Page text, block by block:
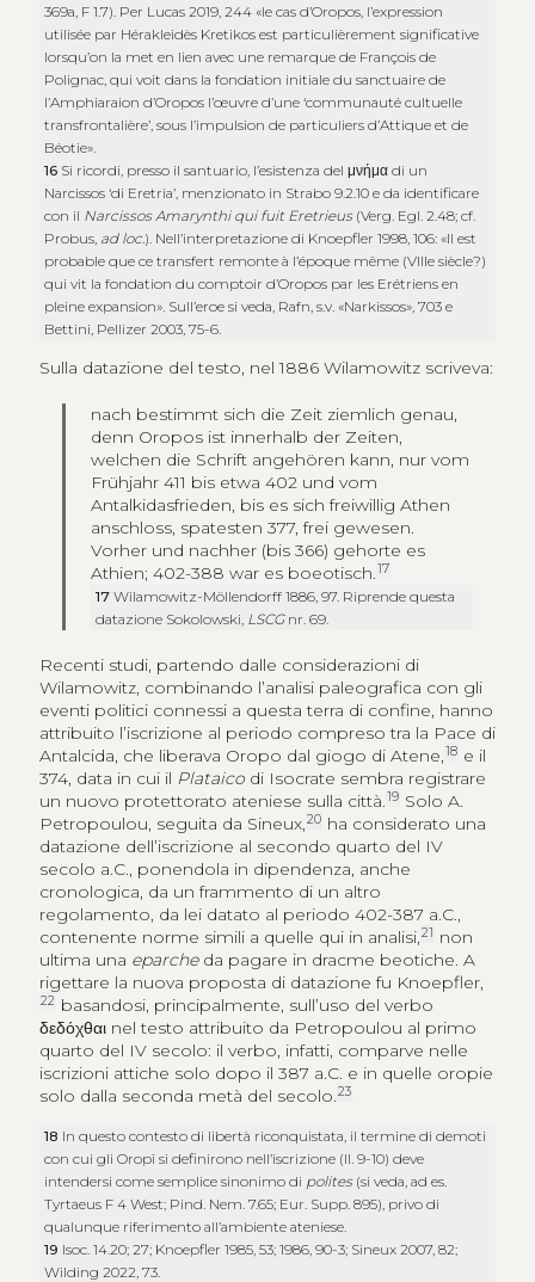
369a, F 1.7). Per Lucas 2019, 244 «le cas d’Oropos, l’expression
utilisée par Hérakleidès Kretikos est particulièrement significative
lorsqu’on la met en lien avec une remarque de François de
Polignac, qui voit dans la fondation initiale du sanctuaire de
l’Amphiaraion d’Oropos l’œuvre d’une ‘communauté cultuelle
transfrontalière’, sous l’impulsion de particuliers d’Attique et de
Béotie».
16 Si ricordi, presso il santuario, l’esistenza delμνήμα di un
Narcissos ‘di Eretria’, menzionato in Strabo 9.2.10 e da identificare
con il Narcissos Amarynthi qui fuit Eretrieus (Verg. Egl. 2.48; cf.
Probus, ad loc.). Nell’interpretazione di Knoepfler 1998, 106: «Il est
probable que ce transfert remonte à l’époque même (VIIIe siècle?)
qui vit la fondation du comptoir d’Oropos par les Erétriens en
pleine expansion». Sull’eroe si veda, Rafn, s.v. «Narkissos», 703 e
Bettini, Pellizer 2003, 75-6.
Sulla datazione del testo, nel 1886 Wilamowitz scriveva:
nach bestimmt sich die Zeit ziemlich genau,
denn Oropos ist innerhalb der Zeiten,
welchen die Schrift angehören kann, nur vom
Frühjahr 411 bis etwa 402 und vom
Antalkidasfrieden, bis es sich freiwillig Athen
anschloss, spatesten 377, frei gewesen.
Vorher und nachher (bis 366) gehorte es
Athien; 402-388 war es boeotisch.17
17Wilamowitz-Möllendorff 1886, 97. Riprende questa
datazione Sokolowski, LSCGnr. 69.
Recenti studi, partendo dalle considerazioni di
Wilamowitz, combinando l’analisi paleografica con gli
eventi politici connessi a questa terra di confine, hanno
attribuito l’iscrizione al periodo compreso tra la Pace di
Antalcida, che liberava Oropo dal giogo di Atene,18 e il
374, data in cui il Plataicodi Isocrate sembra registrare
un nuovo protettorato ateniese sulla città.19 Solo A.
Petropoulou, seguita da Sineux,20 ha considerato una
datazione dell’iscrizione al secondo quarto del IV
secolo a.C., ponendola in dipendenza, anche
cronologica, da un frammento di un altro
regolamento, da lei datato al periodo 402-387 a.C.,
contenente norme simili a quelle qui in analisi,21 non
ultima una eparcheda pagare in dracme beotiche. A
rigettare la nuova proposta di datazione fu Knoepfler,
22 basandosi, principalmente, sull’uso del verbo
δεδόχθαιnel testo attribuito da Petropoulou al primo
quarto del IV secolo: il verbo, infatti, comparve nelle
iscrizioni attiche solo dopo il 387 a.C. e in quelle oropie
solo dalla seconda metà del secolo.23
18 In questo contesto di libertà riconquistata, il termine di demoti
con cui gli Oropî si definirono nell’iscrizione (ll. 9-10) deve
intendersi come semplice sinonimo di polites(si veda, ad es.
Tyrtaeus F 4 West; Pind. Nem. 7.65; Eur. Supp. 895), privo di
qualunque riferimento all’ambiente ateniese.
19 Isoc. 14.20; 27; Knoepfler 1985, 53; 1986, 90-3; Sineux 2007, 82;
Wilding 2022, 73.